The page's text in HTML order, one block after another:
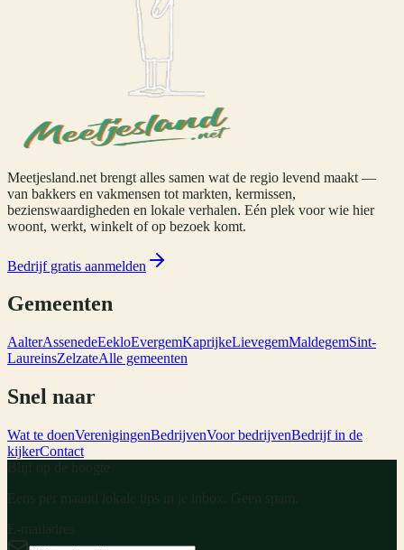
Meetjesland.net brengt alles samen wat de regio levend maakt —
van bakkers en vakmensen tot markten, kermissen,
bezienswaardigheden en lokale verhalen. Eén plek voor wie hier
woont, werkt, winkelt of op bezoek komt.
Bedrijf gratis aanmelden
Gemeenten
AalterAssenedeEekloEvergemKaprijkeLievegemMaldegemSint-
LaureinsZelzateAlle gemeenten
Snel naar
Wat te doenVerenigingenBedrijvenVoor bedrijvenBedrijf in de
kijkerContact